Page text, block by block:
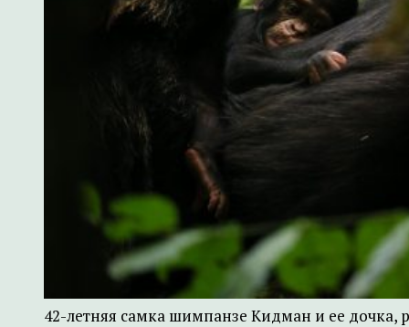
42-летняя самка шимпанзе Кидман и ее дочка,